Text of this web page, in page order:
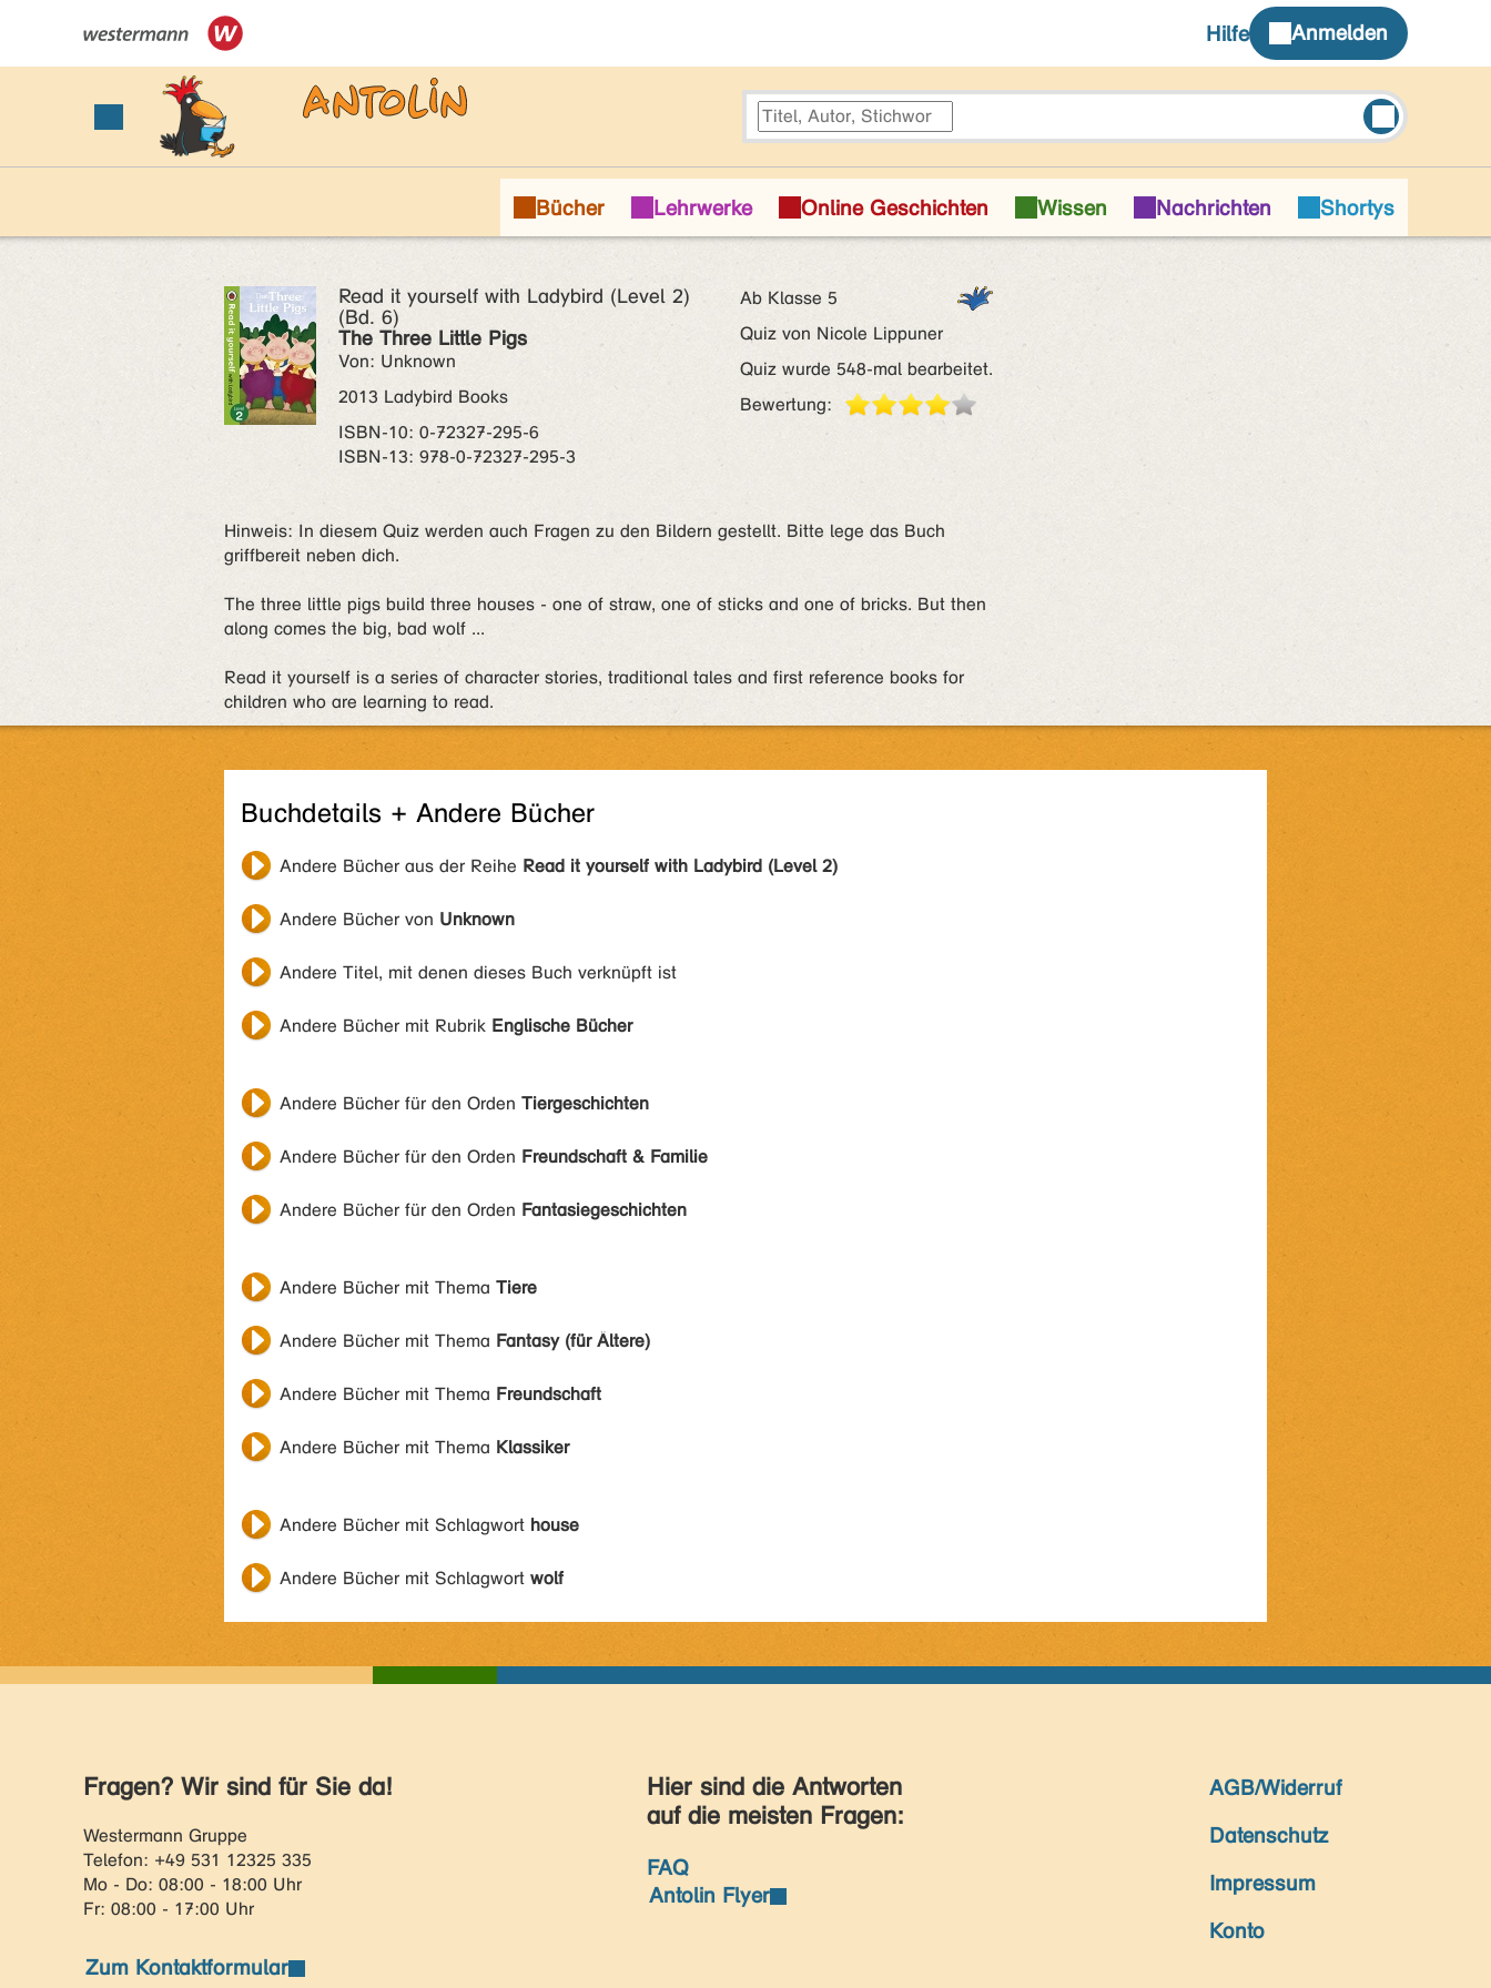
Read it yourself with Ladybird (Level 2)
(Bd. 6)
The Three Little Pigs
Von: Unknown
2013 Ladybird Books
ISBN‑10: 0-72327-295-6
ISBN‑13: 978-0-72327-295-3
Ab Klasse 5
Quiz von Nicole Lippuner
Quiz wurde 548-mal bearbeitet.
Bewertung:
Hinweis: In diesem Quiz werden auch Fragen zu den Bildern gestellt. Bitte lege das Buch
griffbereit neben dich.
The three little pigs build three houses - one of straw, one of sticks and one of bricks. But then
along comes the big, bad wolf ...
Read it yourself is a series of character stories, traditional tales and first reference books for
children who are learning to read.
Buchdetails + Andere Bücher
Andere Bücher aus der Reihe Read it yourself with Ladybird (Level 2)
Andere Bücher von Unknown
Andere Titel, mit denen dieses Buch verknüpft ist
Andere Bücher mit Rubrik Englische Bücher
Andere Bücher für den Orden Tiergeschichten
Andere Bücher für den Orden Freundschaft & Familie
Andere Bücher für den Orden Fantasiegeschichten
Andere Bücher mit Thema Tiere
Andere Bücher mit Thema Fantasy (für Ältere)
Andere Bücher mit Thema Freundschaft
Andere Bücher mit Thema Klassiker
Andere Bücher mit Schlagwort house
Andere Bücher mit Schlagwort wolf